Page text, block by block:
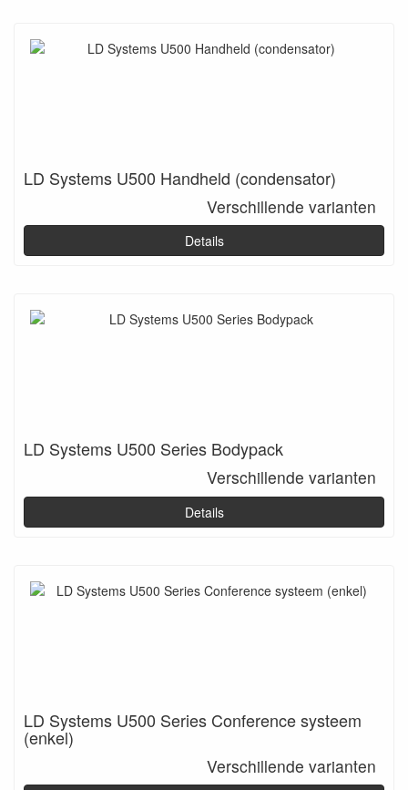
LD Systems U500 Handheld (condensator)
Verschillende varianten
Details
LD Systems U500 Series Bodypack
Verschillende varianten
Details
LD Systems U500 Series Conference systeem
(enkel)
Verschillende varianten